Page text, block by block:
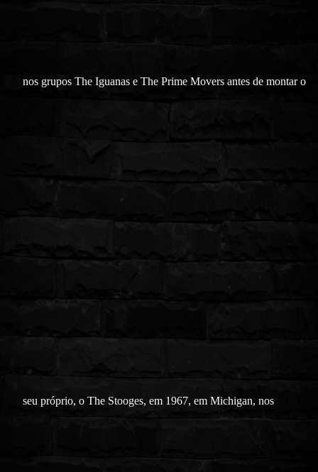
nos grupos The Iguanas e The Prime Movers antes de montar o
seu próprio, o The Stooges, em 1967, em Michigan, nos